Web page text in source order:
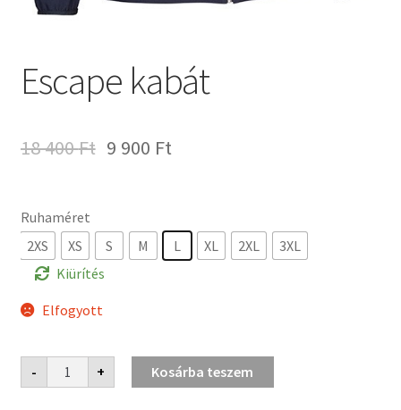
Escape kabát
18 400Ft 9 900 Ft
Ruhaméret
2XS
XS S M L XL 2XL
3XL
Kiürítés
Elfogyott
-
Escape
kabát
+ Kosárba teszem